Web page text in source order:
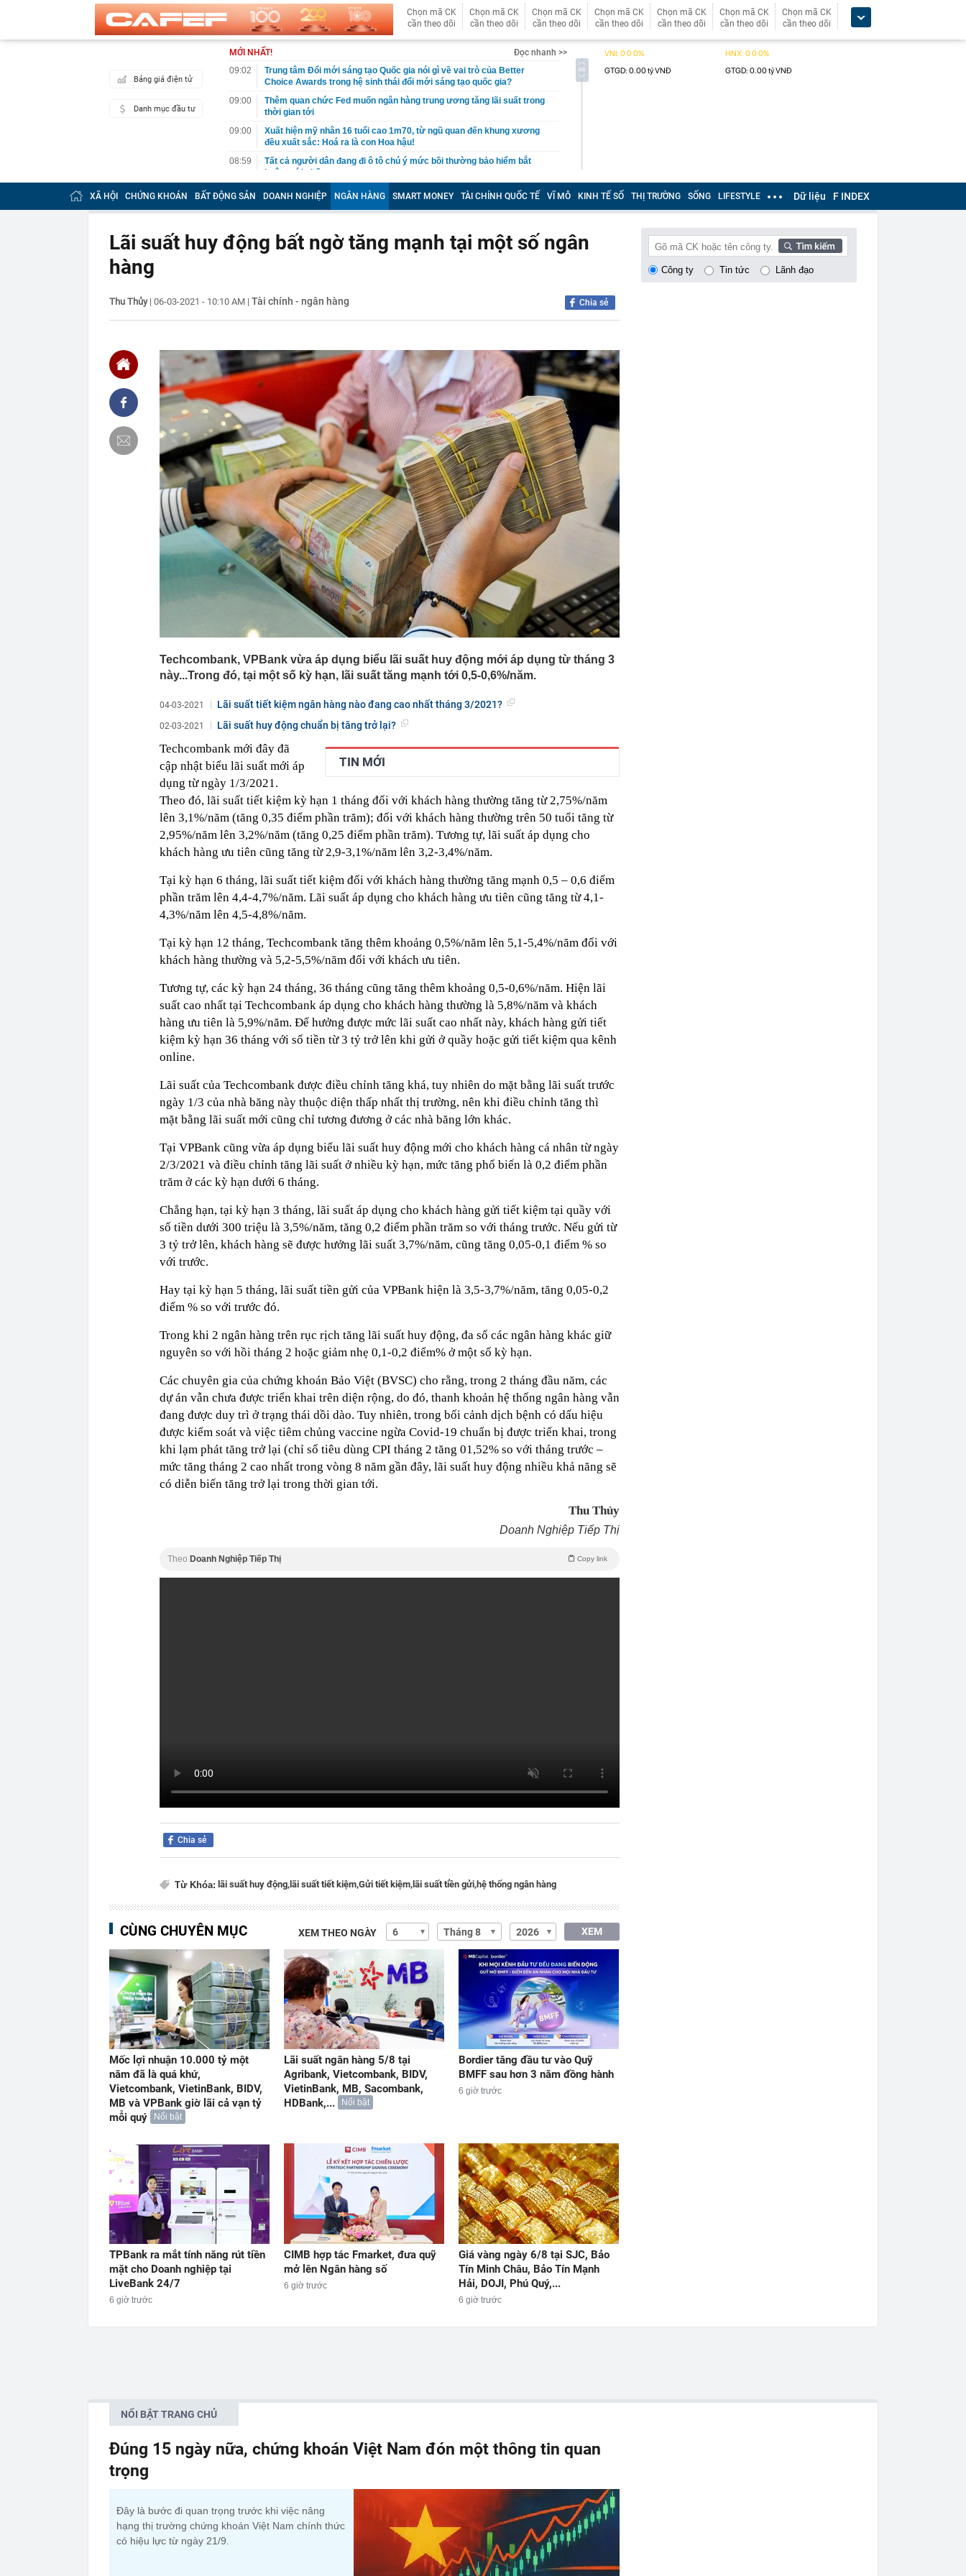
Chọn mã CK
cần theo dõi
Chọn mã CK
cần theo dõi
Chọn mã CK
cần theo dõi
Chọn mã CK
cần theo dõi
Chọn mã CK
cần theo dõi
Chọn mã CK
cần theo dõi
Chọn mã CK
cần theo dõi
Bảng giá điện tử
Danh mục đầu tư
MỚI NHẤT!
Đọc nhanh >>
09:02
Trung tâm Đổi mới sáng tạo Quốc gia nói gì về vai trò của Better
Choice Awards trong hệ sinh thái đổi mới sáng tạo quốc gia?
09:00
Thêm quan chức Fed muốn ngân hàng trung ương tăng lãi suất trong
thời gian tới
09:00
Xuất hiện mỹ nhân 16 tuổi cao 1m70, từ ngũ quan đến khung xương
đều xuất sắc: Hoá ra là con Hoa hậu!
08:59
Tất cả người dân đang đi ô tô chú ý mức bồi thường bảo hiểm bắt
buộc mới nhất
08:58
FPT "bắt tay" OpenAI, khai phá thị trường 240 tỷ USD
08:55
Một công ty 'họ' FPT chốt ngày trả cổ tức tiền mặt 100% ngay tuần này
08:45
Nhà tâm lý học nổi tiếng nói: Nếu EQ của bạn chỉ ở mức trung bình,
Người dùng lâu năm chưa chắc đã biết một nút bấm trên điện thoại
Samsung sở hữu rất nhiều tính năng ẩn
điện vô tận, không cần dầu mỏ
08:27
Năng lực tồn chứa dầu thô của NMLD Dung Quất tăng thêm 12,5%
Chú gấu Bắc Cực "nghiện cọc tiêu giao thông" cứu sống cả một thủy
cung: 20.000 lượt khách/ 4 ngày, và cỗ máy kinh doanh giấu sau lớp
lông trắng
08:25
Vụ án lừa đảo của Mr Pips: Kê biên, thu giữ khối tài sản hàng nghìn tỷ
đồng
08:25
Cristiano Ronaldo khoe khéo garage triệu USD: Toàn siêu phẩm giới
hạn, quy tụ dàn Bugatti và Ferrari đắt đỏ
08:12
Vĩnh Long chi hơn 332.000 tỷ đồng để làm điều đặc biệt này
Căn nhà ở quê của Công Vinh
08:12
Một người có 4 thói quen này chứng tỏ EQ của họ rất thấp mà không
hề nhận ra
08:11
Quảng Ninh đề xuất làm tuyến cao tốc dài 55 km kết nối tới siêu dự án
hơn 235.000 tỷ đồng
Một lần nữa, Nga lại khiến thế giới choáng ngợp vì những gì họ có thể
XÃ HỘI CHỨNG KHOÁN BẤT ĐỘNG SẢN DOANH NGHIỆP NGÂN HÀNG SMART MONEY TÀI CHÍNH QUỐC TẾ VĨ MÔ KINH TẾ SỐ THỊ TRƯỜNG SỐNG LIFESTYLE Dữ liệu F INDEX
Lãi suất huy động bất ngờ tăng mạnh tại một số ngân
hàng
Thu Thủy| 06-03-2021 - 10:10 AM | Tài chính - ngân hàng Chia sẻ
Techcombank, VPBank vừa áp dụng biểu lãi suất huy động mới áp dụng từ tháng 3
này...Trong đó, tại một số kỳ hạn, lãi suất tăng mạnh tới 0,5-0,6%/năm.
04-03-2021 Lãi suất tiết kiệm ngân hàng nào đang cao nhất tháng 3/2021?
02-03-2021 Lãi suất huy động chuẩn bị tăng trở lại?
TIN MỚI
Techcombank mới đây đã
cập nhật biểu lãi suất mới áp
dụng từ ngày 1/3/2021.
Theo đó, lãi suất tiết kiệm kỳ hạn 1 tháng đối với khách hàng thường tăng từ 2,75%/năm
lên 3,1%/năm (tăng 0,35 điểm phần trăm); đối với khách hàng thường trên 50 tuổi tăng từ
2,95%/năm lên 3,2%/năm (tăng 0,25 điểm phần trăm). Tương tự, lãi suất áp dụng cho
khách hàng ưu tiên cũng tăng từ 2,9-3,1%/năm lên 3,2-3,4%/năm.
Tại kỳ hạn 6 tháng, lãi suất tiết kiệm đối với khách hàng thường tăng mạnh 0,5 – 0,6 điểm
phần trăm lên 4,4-4,7%/năm. Lãi suất áp dụng cho khách hàng ưu tiên cũng tăng từ 4,1-
4,3%/năm lên 4,5-4,8%/năm.
Tại kỳ hạn 12 tháng, Techcombank tăng thêm khoảng 0,5%/năm lên 5,1-5,4%/năm đối với
khách hàng thường và 5,2-5,5%/năm đối với khách ưu tiên.
Tương tự, các kỳ hạn 24 tháng, 36 tháng cũng tăng thêm khoảng 0,5-0,6%/năm. Hiện lãi
suất cao nhất tại Techcombank áp dụng cho khách hàng thường là 5,8%/năm và khách
hàng ưu tiên là 5,9%/năm. Để hưởng được mức lãi suất cao nhất này, khách hàng gửi tiết
kiệm kỳ hạn 36 tháng với số tiền từ 3 tỷ trở lên khi gửi ở quầy hoặc gửi tiết kiệm qua kênh
online.
Lãi suất của Techcombank được điều chỉnh tăng khá, tuy nhiên do mặt bằng lãi suất trước
ngày 1/3 của nhà băng này thuộc diện thấp nhất thị trường, nên khi điều chỉnh tăng thì
mặt bằng lãi suất mới cũng chỉ tương đương ở các nhà băng lớn khác.
Tại VPBank cũng vừa áp dụng biểu lãi suất huy động mới cho khách hàng cá nhân từ ngày
2/3/2021 và điều chỉnh tăng lãi suất ở nhiều kỳ hạn, mức tăng phổ biến là 0,2 điểm phần
trăm ở các kỳ hạn dưới 6 tháng.
Chẳng hạn, tại kỳ hạn 3 tháng, lãi suất áp dụng cho khách hàng gửi tiết kiệm tại quầy với
số tiền dưới 300 triệu là 3,5%/năm, tăng 0,2 điểm phần trăm so với tháng trước. Nếu gửi từ
3 tỷ trở lên, khách hàng sẽ được hưởng lãi suất 3,7%/năm, cũng tăng 0,05-0,1 điểm % so
với trước.
Hay tại kỳ hạn 5 tháng, lãi suất tiền gửi của VPBank hiện là 3,5-3,7%/năm, tăng 0,05-0,2
điểm % so với trước đó.
Trong khi 2 ngân hàng trên rục rịch tăng lãi suất huy động, đa số các ngân hàng khác giữ
nguyên so với hồi tháng 2 hoặc giảm nhẹ 0,1-0,2 điểm% ở một số kỳ hạn.
Các chuyên gia của chứng khoán Bảo Việt (BVSC) cho rằng, trong 2 tháng đầu năm, các
dự án vẫn chưa được triển khai trên diện rộng, do đó, thanh khoản hệ thống ngân hàng vẫn
đang được duy trì ở trạng thái dồi dào. Tuy nhiên, trong bối cảnh dịch bệnh có dấu hiệu
được kiểm soát và việc tiêm chủng vaccine ngừa Covid-19 chuẩn bị được triển khai, trong
khi lạm phát tăng trở lại (chỉ số tiêu dùng CPI tháng 2 tăng 01,52% so với tháng trước –
mức tăng tháng 2 cao nhất trong vòng 8 năm gần đây, lãi suất huy động nhiều khả năng sẽ
có diễn biến tăng trở lại trong thời gian tới.
Thu Thủy
Doanh Nghiệp Tiếp Thị
Theo Doanh Nghiệp Tiếp Thị Copy link
Chia sẻ
Từ Khóa: lãi suất huy động, lãi suất tiết kiệm,Gửi tiết kiệm, lãi suất tiền gửi,hệ thống ngân hàng
CÙNG CHUYÊN MỤC XEM THEO NGÀY XEM
Mốc lợi nhuận 10.000 tỷ một
năm đã là quá khứ,
Vietcombank, VietinBank, BIDV,
MB và VPBank giờ lãi cả vạn tỷ
mỗi quý
Nổi bật
Lãi suất ngân hàng 5/8 tại
Agribank, Vietcombank, BIDV,
VietinBank, MB, Sacombank,
HDBank,...
Nổi bật
Bordier tăng đầu tư vào Quỹ
BMFF sau hơn 3 năm đồng hành
6 giờ trước
TPBank ra mắt tính năng rút tiền
mặt cho Doanh nghiệp tại
LiveBank 24/7
6 giờ trước
CIMB hợp tác Fmarket, đưa quỹ
mở lên Ngân hàng số
6 giờ trước
Giá vàng ngày 6/8 tại SJC, Bảo
Tín Minh Châu, Bảo Tín Mạnh
Hải, DOJI, Phú Quý,...
6 giờ trước
Công ty Tin tức Lãnh đạo
NỔI BẬT TRANG CHỦ
Đúng 15 ngày nữa, chứng khoán Việt Nam đón một thông tin quan
trọng
Đây là bước đi quan trọng trước khi việc nâng
hạng thị trường chứng khoán Việt Nam chính thức
có hiệu lực từ ngày 21/9.